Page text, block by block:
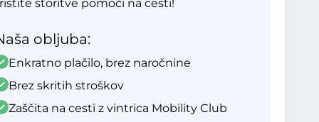
storitve pomoči na cesti!
obljuba:
Enkratno plačilo, brez naročnine
Brez skritih stroškov
Zaščita na cesti z vintrica Mobility Club